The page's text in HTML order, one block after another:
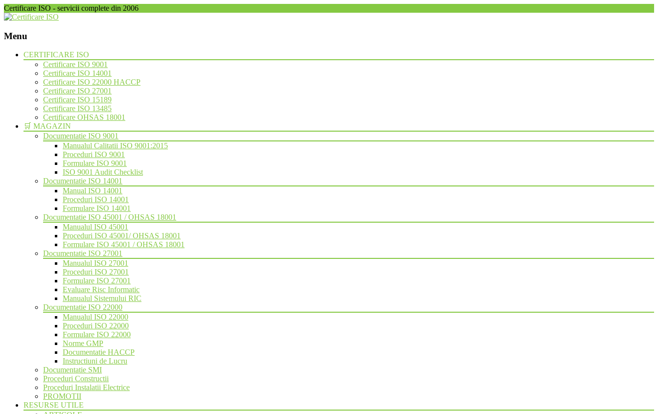
Certificare ISO - servicii complete din 2006
Menu
Skip
CERTIFICARE ISO
Certificare ISO 9001
Certificare ISO 14001
Certificare ISO 22000 HACCP
Certificare ISO 27001
Certificare ISO 15189
Certificare ISO 13485
Certificare OHSAS 18001
🛒 MAGAZIN
Documentatie ISO 9001
Manualul Calitatii ISO 9001:2015
Proceduri ISO 9001
Formulare ISO 9001
ISO 9001 Audit Checklist
Documentatie ISO 14001
Manual ISO 14001
Proceduri ISO 14001
Formulare ISO 14001
Documentatie ISO 45001 / OHSAS 18001
Manualul ISO 45001
Proceduri ISO 45001/ OHSAS 18001
Formulare ISO 45001 / OHSAS 18001
Documentatie ISO 27001
Manualul ISO 27001
Proceduri ISO 27001
Formulare ISO 27001
Evaluare Risc Informatic
Manualul Sistemului RIC
Documentatie ISO 22000
Manualul ISO 22000
Proceduri ISO 22000
Formulare ISO 22000
Norme GMP
Documentatie HACCP
Instructiuni de Lucru
Documentatie SMI
Proceduri Constructii
Proceduri Instalatii Electrice
PROMOTII
RESURSE UTILE